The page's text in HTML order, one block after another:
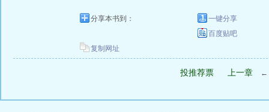
分享本书到：
一键分享
百度贴吧
复制网址
投推荐票 上一章 ←